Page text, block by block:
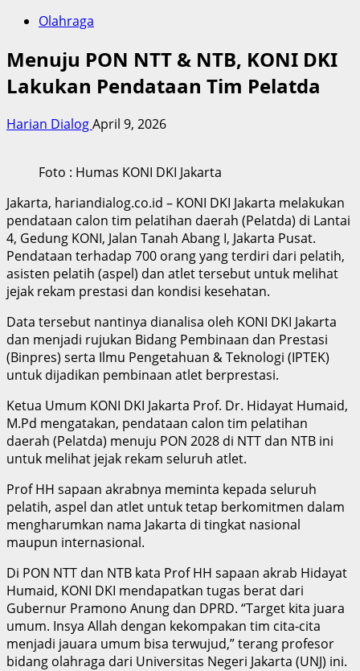
Olahraga
Menuju PON NTT & NTB, KONI DKI
Lakukan Pendataan Tim Pelatda
Harian DialogApril 9, 2026
Foto : Humas KONI DKI Jakarta
Jakarta, hariandialog.co.id – KONI DKI Jakarta melakukan
pendataan calon tim pelatihan daerah (Pelatda) di Lantai
4, Gedung KONI, Jalan Tanah Abang I, Jakarta Pusat.
Pendataan terhadap 700 orang yang terdiri dari pelatih,
asisten pelatih (aspel) dan atlet tersebut untuk melihat
jejak rekam prestasi dan kondisi kesehatan.
Data tersebut nantinya dianalisa oleh KONI DKI Jakarta
dan menjadi rujukan Bidang Pembinaan dan Prestasi
(Binpres) serta Ilmu Pengetahuan & Teknologi (IPTEK)
untuk dijadikan pembinaan atlet berprestasi.
Ketua Umum KONI DKI Jakarta Prof. Dr. Hidayat Humaid,
M.Pd mengatakan, pendataan calon tim pelatihan
daerah (Pelatda) menuju PON 2028 di NTT dan NTB ini
untuk melihat jejak rekam seluruh atlet.
Prof HH sapaan akrabnya meminta kepada seluruh
pelatih, aspel dan atlet untuk tetap berkomitmen dalam
mengharumkan nama Jakarta di tingkat nasional
maupun internasional.
Di PON NTT dan NTB kata Prof HH sapaan akrab Hidayat
Humaid, KONI DKI mendapatkan tugas berat dari
Gubernur Pramono Anung dan DPRD. “Target kita juara
umum. Insya Allah dengan kekompakan tim cita-cita
menjadi jauara umum bisa terwujud,” terang profesor
bidang olahraga dari Universitas Negeri Jakarta (UNJ) ini.